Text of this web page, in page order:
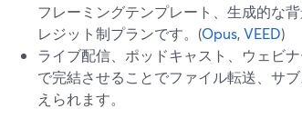
フレーミングテンプレート、生成的な
レジット制プランです。(Opus,VEED)
ライブ配信、ポッドキャスト、ウェビ
で完結させることでファイル転送、サ
えられます。